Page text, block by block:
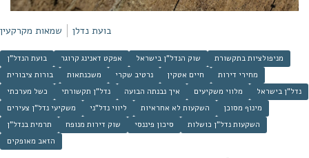
בועת נדלן שמאות מקרקעין
בועת הנדל"ן אפקט דאנינג קרוגר שוק הנדל"ן בישראל
מניפולציות בתקשורת
בורות ציבורית
משכנתאות נרטיב שקרי חיים אטקין
מחירי דירות
כשל מערכתי
נדל"ן תקשורתי איך נבנתה הבועה מלווי משקיעים
נדל"ן בישראל
משקיעי נדל"ן צעירים
ליווי נדל"ני השקעות לא אחראיות
מינוף מסוכן
תרמית בנדל"ן
שוק דירות מנופח סיכון פיננסי
השקעות נדל"ן כושלות
הזאב מאופקים